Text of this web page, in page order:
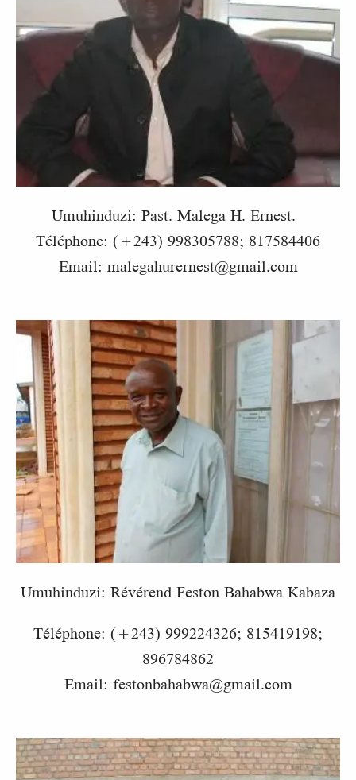
Umuhinduzi: Past. Malega H. Ernest.
Téléphone: (+243) 998305788; 817584406
Email: malegahurernest@gmail.com
Umuhinduzi: Révérend Feston Bahabwa Kabaza
Téléphone: (+243) 999224326; 815419198;
896784862
Email: festonbahabwa@gmail.com